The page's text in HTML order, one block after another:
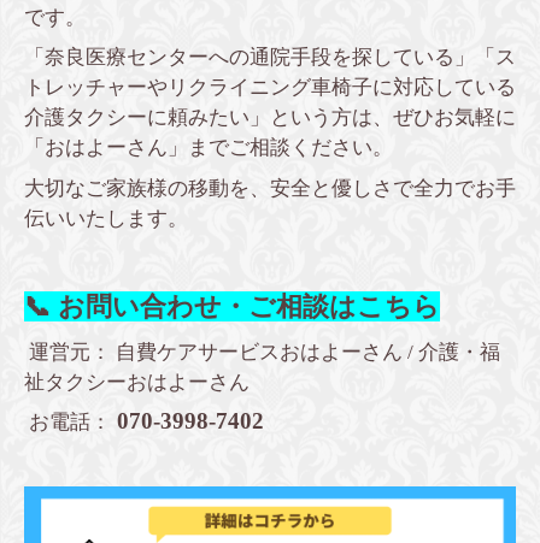
です。
「奈良医療センターへの通院手段を探している」「ス
トレッチャーやリクライニング車椅子に対応している
介護タクシーに頼みたい」という方は、ぜひお気軽に
「おはよーさん」までご相談ください。
大切なご家族様の移動を、安全と優しさで全力でお手
伝いいたします。
📞 お問い合わせ・ご相談はこちら
運営元： 自費ケアサービスおはよーさん / 介護・福
祉タクシーおはよーさん
お電話：
070-3998-7402